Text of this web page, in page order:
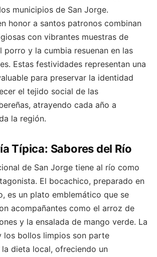
municipios de San Jorge.
honor a santos patronos combinan
con vibrantes muestras de
porro y la cumbia resuenan en las
Estas festividades representan una
para preservar la identidad
el tejido social de las
atrayendo cada año a
la región.
Típica: Sabores del Río
de San Jorge tiene al río como
El bocachico, preparado en
es un plato emblemático que se
acompañantes como el arroz de
y la ensalada de mango verde. La
los bollos limpios son parte
dieta local, ofreciendo un